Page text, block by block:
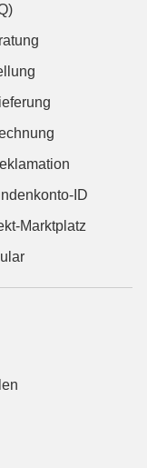
ID
Marktplatz